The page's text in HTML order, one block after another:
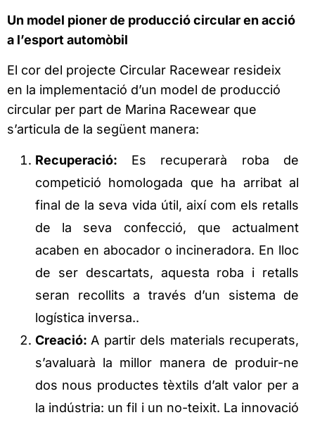
Un model pioner de producció circular en acció
a l’esport automòbil
El cor del projecte Circular Racewear resideix
en la implementació d’un model de producció
circular per part de Marina Racewear que
s’articula de la següent manera:
Recuperació: Es recuperarà roba de
competició homologada que ha arribat al
final de la seva vida útil, així com els retalls
de la seva confecció, que actualment
acaben en abocador o incineradora. En lloc
de ser descartats, aquesta roba i retalls
seran recollits a través d’un sistema de
logística inversa..
Creació: A partir dels materials recuperats,
s’avaluarà la millor manera de produir-ne
dos nous productes tèxtils d’alt valor per a
la indústria: un fil i un no-teixit. La innovació